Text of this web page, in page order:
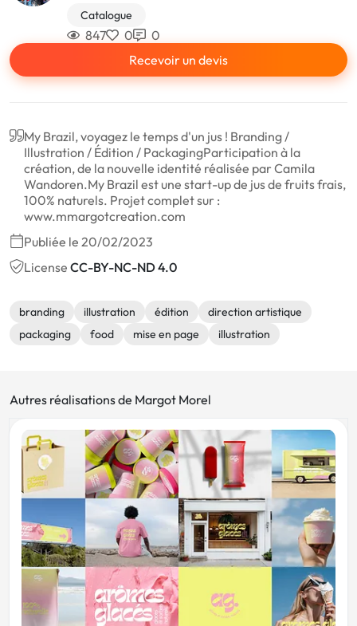
Catalogue
847 0
0
Recevoir un devis
My Brazil, voyagez le temps d'un jus ! Branding /
Illustration / Édition / Packaging ​ Participation à la
création, de la nouvelle identité réalisée par Camila
Wandoren. ​My Brazil est une start-up de jus de fruits frais,
100% naturels. Projet complet sur :
www.mmargotcreation.com
Publiée le 20/02/2023
License CC-BY-NC-ND 4.0
branding illustration édition
direction artistique
packaging
food mise en page illustration
Autres réalisations de Margot Morel